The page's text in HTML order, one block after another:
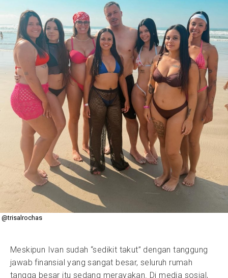
@trisalrochas
Meskipun Ivan sudah “sedikit takut” dengan tanggung
jawab finansial yang sangat besar, seluruh rumah
tangga besar itu sedang merayakan. Di media sosial,